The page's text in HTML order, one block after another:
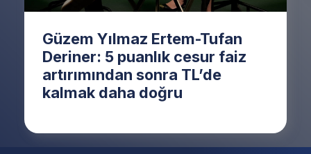
Güzem Yılmaz Ertem-Tufan
Deriner: 5 puanlık cesur faiz
artırımından sonra TL’de
kalmak daha doğru